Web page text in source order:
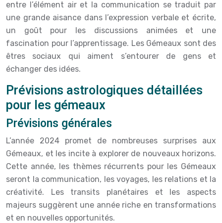
entre l’élément air et la communication se traduit par
une grande aisance dans l’expression verbale et écrite,
un goût pour les discussions animées et une
fascination pour l’apprentissage. Les Gémeaux sont des
êtres sociaux qui aiment s’entourer de gens et
échanger des idées.
Prévisions astrologiques détaillées
pour les gémeaux
Prévisions générales
L’année 2024 promet de nombreuses surprises aux
Gémeaux, et les incite à explorer de nouveaux horizons.
Cette année, les thèmes récurrents pour les Gémeaux
seront la communication, les voyages, les relations et la
créativité. Les transits planétaires et les aspects
majeurs suggèrent une année riche en transformations
et en nouvelles opportunités.